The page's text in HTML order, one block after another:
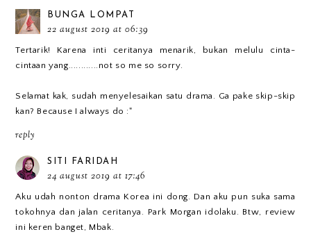
BUNGA LOMPAT
22 august 2019 at 06:39
Tertarik! Karena inti ceritanya menarik, bukan melulu cinta-
cintaan yang............not so me so sorry.
Selamat kak, sudah menyelesaikan satu drama. Ga pake skip-skip
kan? Because I always do :"
reply
SITI FARIDAH
24 august 2019 at 17:46
Aku udah nonton drama Korea ini dong. Dan aku pun suka sama
tokohnya dan jalan ceritanya. Park Morgan idolaku. Btw, review
ini keren banget, Mbak.